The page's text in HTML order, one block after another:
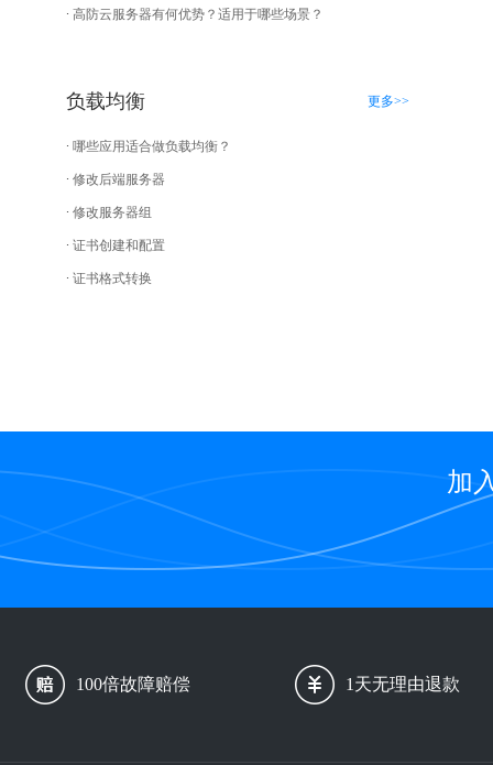
高防云服务器有何优势？适用于哪些场景？
负载均衡 更多>>
哪些应用适合做负载均衡？
修改后端服务器
修改服务器组
证书创建和配置
证书格式转换
加
100倍故障赔偿 1天无理由退款